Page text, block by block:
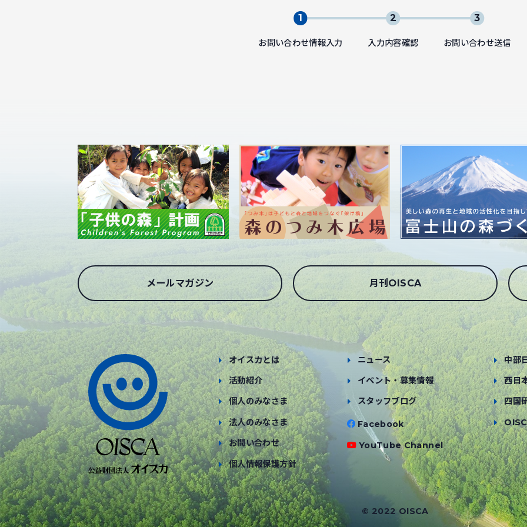
お問い合わせ情報入力 入力内容確認 お問い合わせ送信
メールマガジン 月刊OISCA
オイスカとは
活動紹介
個人のみなさま
法人のみなさま
お問い合わせ
個人情報保護方針
ニュース
イベント・募集情報
スタッフブログ
Facebook
YouTube Channel
中部
西日
四国
© 2022 OISCA